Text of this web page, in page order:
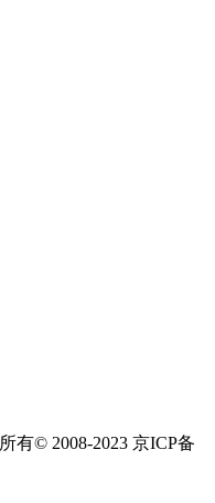
有© 2008-2023 京ICP备